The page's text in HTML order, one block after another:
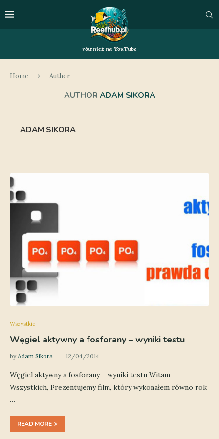
również na YouTube
Home Author
AUTHOR ADAM SIKORA
ADAM SIKORA
Wszystkie
Węgiel aktywny a fosforany – wyniki testu
by Adam Sikora 12/04/2014
Węgiel aktywny a fosforany – wyniki testu Witam
Wszystkich, Prezentujemy film, który wykonałem równo rok
…
READ MORE